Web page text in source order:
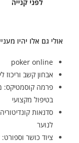
לפני קנייה
אולי גם אלו יהיו
poker online
אבחון קשב
פרמה קוסמטיקס:
בטיפול מקצועי
סדנאות
לנוער
ציוד כושר